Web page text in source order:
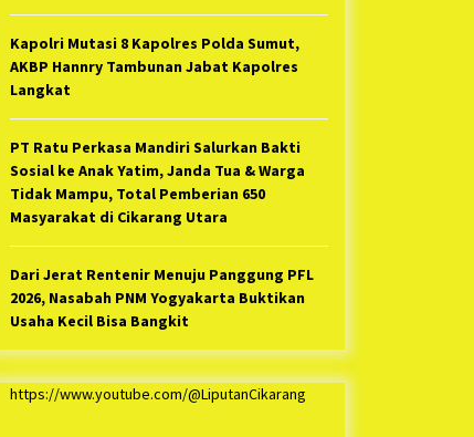
Kapolri Mutasi 8 Kapolres Polda Sumut,
AKBP Hannry Tambunan Jabat Kapolres
Langkat
PT Ratu Perkasa Mandiri Salurkan Bakti
Sosial ke Anak Yatim, Janda Tua & Warga
Tidak Mampu, Total Pemberian 650
Masyarakat di Cikarang Utara
Dari Jerat Rentenir Menuju Panggung PFL
2026, Nasabah PNM Yogyakarta Buktikan
Usaha Kecil Bisa Bangkit
https://www.youtube.com/@LiputanCikarang